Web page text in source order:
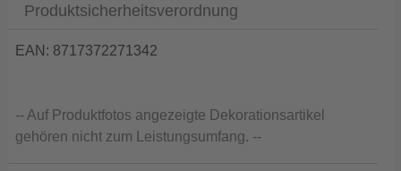
Produktsicherheitsverordnung
EAN: 8717372271342
-- Auf Produktfotos angezeigte Dekorationsartikel
gehören nicht zum Leistungsumfang. --